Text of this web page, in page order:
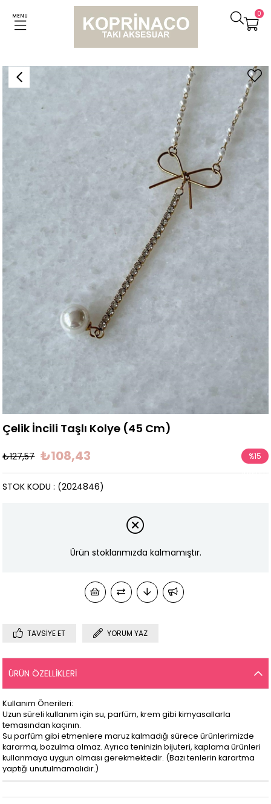
MENU 0
Kolyeler Çelik İncili Taşlı Kolye (45 Cm)
Çelik İncili Taşlı Kolye (45 Cm)
₺127,57 ₺108,43 %15
İndirim
(2024846)
STOK KODU
Ürün stoklarımızda kalmamıştır.
TAVSIYE ET YORUM YAZ
ÜRÜN ÖZELLIKLERI
Kullanım Önerileri:
Uzun süreli kullanım için su, parfüm, krem gibi kimyasallarla
temasından kaçının.
Su parfüm gibi etmenlere maruz kalmadığı sürece ürünlerimizde
kararma, bozulma olmaz. Ayrıca teninizin bijuteri, kaplama ürünleri
kullanmaya uygun olması gerekmektedir. (Bazı tenlerin karartma
yaptığı unutulmamalıdır.)